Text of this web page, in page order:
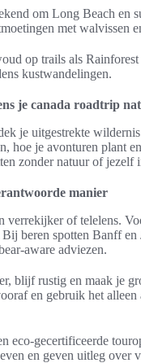
om Long Beach en
met walvissen
op trails als
kustwandelingen.
je canada roadtrip
je uitgestrekte
hoe je avonturen plant
zonder natuur of jezelf
manier
verrekijker of telelens.
beren spotten Banff
aware adviezen.
blijf rustig en maak je
en gebruik het
eco-gecertificeerde
en geven uitleg over